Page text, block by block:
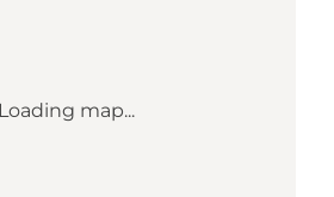
Loading map...